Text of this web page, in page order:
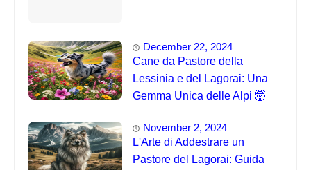
December 22, 2024
Cane da Pastore della
Lessinia e del Lagorai: Una
Gemma Unica delle Alpi 🤯
November 2, 2024
L'Arte di Addestrare un
Pastore del Lagorai: Guida